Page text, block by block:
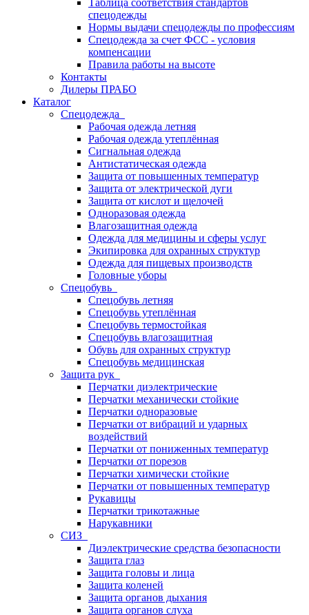
Таблица соответствия стандартов
спецодежды
Нормы выдачи спецодежды по профессиям
Спецодежда за счет ФСС - условия
компенсации
Правила работы на высоте
Контакты
Дилеры ПРАБО
Каталог
Спецодежда
Рабочая одежда летняя
Рабочая одежда утеплённая
Сигнальная одежда
Антистатическая одежда
Защита от повышенных температур
Защита от электрической дуги
Защита от кислот и щелочей
Одноразовая одежда
Влагозащитная одежда
Одежда для медицины и сферы услуг
Экипировка для охранных структур
Одежда для пищевых производств
Головные уборы
Спецобувь
Спецобувь летняя
Спецобувь утеплённая
Спецобувь термостойкая
Спецобувь влагозащитная
Обувь для охранных структур
Спецобувь медицинская
Защита рук
Перчатки диэлектрические
Перчатки механически стойкие
Перчатки одноразовые
Перчатки от вибраций и ударных
воздействий
Перчатки от пониженных температур
Перчатки от порезов
Перчатки химически стойкие
Перчатки от повышенных температур
Рукавицы
Перчатки трикотажные
Нарукавники
СИЗ
Диэлектрические средства безопасности
Защита глаз
Защита головы и лица
Защита коленей
Защита органов дыхания
Защита органов слуха